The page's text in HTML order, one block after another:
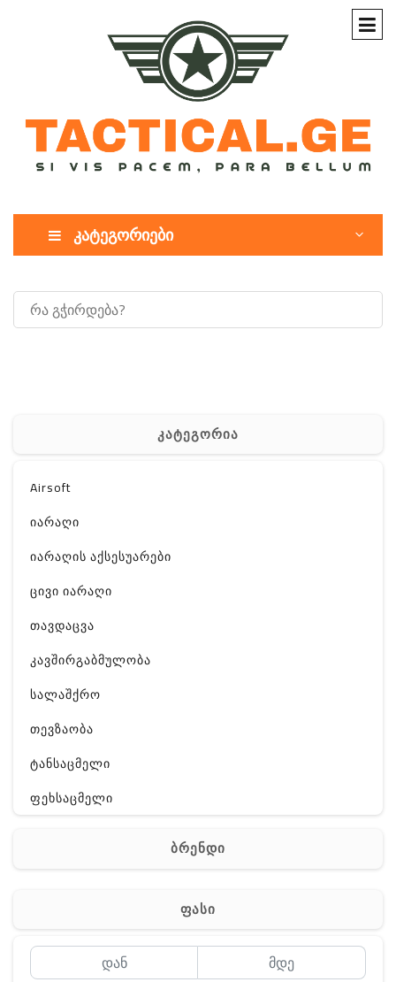
კატეგორიები
კატეგორია
Airsoft
იარაღი
იარაღის აქსესუარები
ცივი იარაღი
თავდაცვა
კავშირგაბმულობა
სალაშქრო
თევზაობა
ტანსაცმელი
ფეხსაცმელი
აქსესუარები
Off-Road
ბრენდი
ფასი